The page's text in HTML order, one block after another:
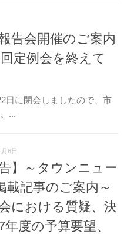
告会開催のご案内
定例会を終えて
日に閉会しましたので、市
...
6日
】～タウンニュー
載記事のご案内～
における質疑、決
度の予算要望、